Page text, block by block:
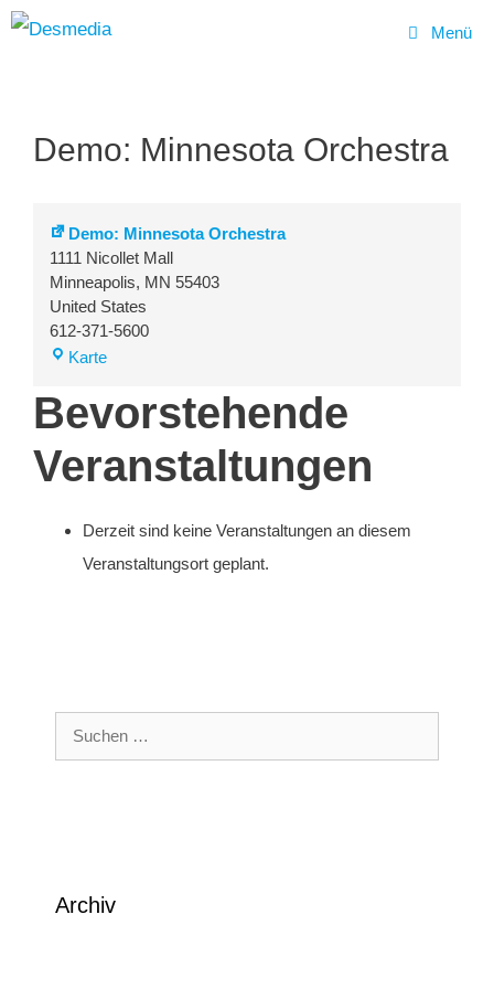
springen
Menü
Demo: Minnesota Orchestra
Demo: Minnesota Orchestra
1111 Nicollet Mall
Minneapolis, MN 55403
United States
612-371-5600
KarteDemo:
Orchestra
Bevorstehende
Veranstaltungen
Derzeit sind keine Veranstaltungen an diesem
Veranstaltungsort geplant.
Suchen
nach:
Archiv